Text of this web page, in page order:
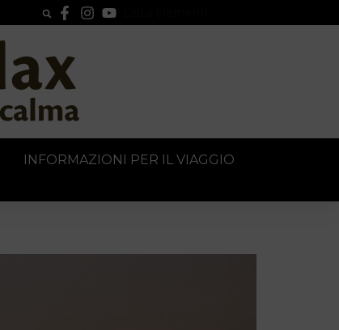
INFORMAZIONI PER IL VIAGGIO